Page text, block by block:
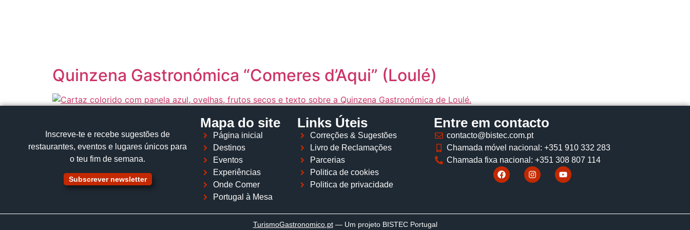
Quinzena Gastronómica “Comeres d’Aqui” (Loulé)
Inscreve‑te e recebe sugestões de
restaurantes, eventos e lugares únicos para
o teu fim de semana.
Subscrever newsletter
Mapa do site
Página inicial
Destinos
Eventos
Experiências
Onde Comer
Portugal à Mesa
Links Úteis
Correções & Sugestões
Livro de Reclamações
Parcerias
Politica de cookies
Politica de privacidade
Entre em contacto
contacto@bistec.com.pt
Chamada móvel nacional: +351 910 332 283
Chamada fixa nacional: +351 308 807 114
TurismoGastronomico.pt— Um projeto BISTEC Portugal